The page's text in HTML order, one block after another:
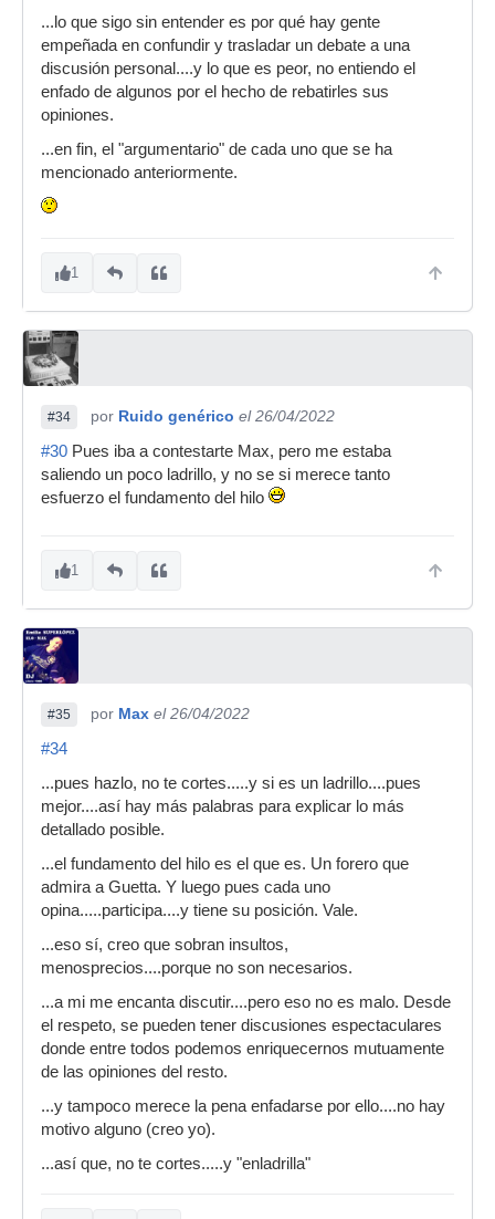
...lo que sigo sin entender es por qué hay gente
empeñada en confundir y trasladar un debate a una
discusión personal....y lo que es peor, no entiendo el
enfado de algunos por el hecho de rebatirles sus
opiniones.
...en fin, el "argumentario" de cada uno que se ha
mencionado anteriormente.
1
#34 por Ruido genérico el 26/04/2022
#30 Pues iba a contestarte Max, pero me estaba
saliendo un poco ladrillo, y no se si merece tanto
esfuerzo el fundamento del hilo
1
#35 por Max el 26/04/2022
#34
...pues hazlo, no te cortes.....y si es un ladrillo....pues
mejor....así hay más palabras para explicar lo más
detallado posible.
...el fundamento del hilo es el que es. Un forero que
admira a Guetta. Y luego pues cada uno
opina.....participa....y tiene su posición. Vale.
...eso sí, creo que sobran insultos,
menosprecios....porque no son necesarios.
...a mi me encanta discutir....pero eso no es malo. Desde
el respeto, se pueden tener discusiones espectaculares
donde entre todos podemos enriquecernos mutuamente
de las opiniones del resto.
...y tampoco merece la pena enfadarse por ello....no hay
motivo alguno (creo yo).
...así que, no te cortes.....y "enladrilla"